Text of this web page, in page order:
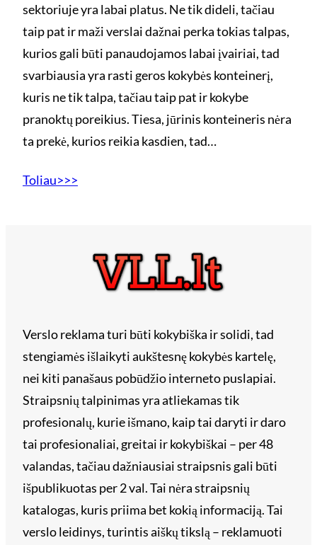
sektoriuje yra labai platus. Ne tik dideli, tačiau
taip pat ir maži verslai dažnai perka tokias talpas,
kurios gali būti panaudojamos labai įvairiai, tad
svarbiausia yra rasti geros kokybės konteinerį,
kuris ne tik talpa, tačiau taip pat ir kokybe
pranoktų poreikius. Tiesa, jūrinis konteineris nėra
ta prekė, kurios reikia kasdien, tad…
Toliau>>>
Verslo reklama turi būti kokybiška ir solidi, tad
stengiamės išlaikyti aukštesnę kokybės kartelę,
nei kiti panašaus pobūdžio interneto puslapiai.
Straipsnių talpinimas yra atliekamas tik
profesionalų, kurie išmano, kaip tai daryti ir daro
tai profesionaliai, greitai ir kokybiškai – per 48
valandas, tačiau dažniausiai straipsnis gali būti
išpublikuotas per 2 val. Tai nėra straipsnių
katalogas, kuris priima bet kokią informaciją. Tai
verslo leidinys, turintis aiškų tikslą – reklamuoti